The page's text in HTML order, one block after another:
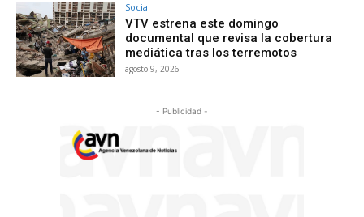
Social
VTV estrena este domingo
documental que revisa la cobertura
mediática tras los terremotos
agosto 9, 2026
- Publicidad -